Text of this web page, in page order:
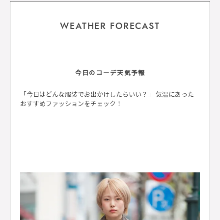
WEATHER FORECAST
今日のコーデ天気予報
「今日はどんな服装でお出かけしたらいい？」 気温にあった
おすすめファッションをチェック！